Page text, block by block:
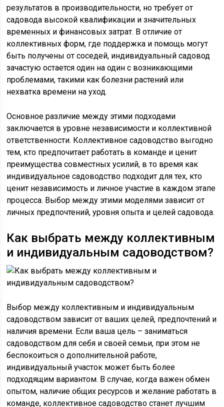
результатов в производительности, но требует от
садовода высокой квалификации и значительных
временных и финансовых затрат. В отличие от
коллективных форм, где поддержка и помощь могут
быть получены от соседей, индивидуальный садовод
зачастую остается один на один с возникающими
проблемами, такими как болезни растений или
нехватка времени на уход.
Основное различие между этими подходами
заключается в уровне независимости и коллективной
ответственности. Коллективное садоводство выгодно
тем, кто предпочитает работать в команде и ценит
преимущества совместных усилий, в то время как
индивидуальное садоводство подходит для тех, кто
ценит независимость и личное участие в каждом этапе
процесса. Выбор между этими моделями зависит от
личных предпочтений, уровня опыта и целей садовода.
Как выбрать между коллективным
и индивидуальным садоводством?
Выбор между коллективным и индивидуальным
садоводством зависит от ваших целей, предпочтений и
наличия времени. Если ваша цель – заниматься
садоводством для себя и своей семьи, при этом не
беспокоиться о дополнительной работе,
индивидуальный участок может быть более
подходящим вариантом. В случае, когда важен обмен
опытом, наличие общих ресурсов и желание работать в
команде, коллективное садоводство станет лучшим